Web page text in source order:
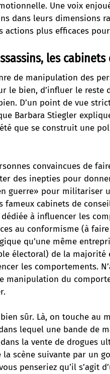
Une voix
dans leurs dimensions
actions plus efficaces
les cabinets
de manipulation des
le bien, d’influer le
D’un point de vue
Barbara Stiegler
que se construit une
convaincues de
des inepties pour
guerre» pour militariser
fameux cabinets de
à influencer les
au conformisme (à
qu’une même
électoral) de la majorité
les comportements.
manipulation du
sûr. Là, on touche au
lequel une bande de
la vente de drogues
scène suivante par un
penseriez qu’il s’agit